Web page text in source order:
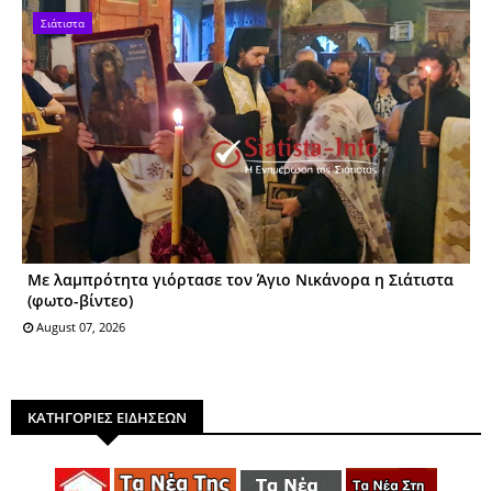
Σιάτιστα
Με λαμπρότητα γιόρτασε τον Άγιο Νικάνορα η Σιάτιστα
(φωτο-βίντεο)
August 07, 2026
ΚΑΤΗΓΟΡΙΕΣ ΕΙΔΗΣΕΩΝ